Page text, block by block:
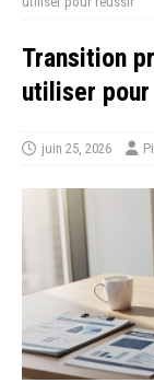
Transition
utiliser
juin 25, 2026